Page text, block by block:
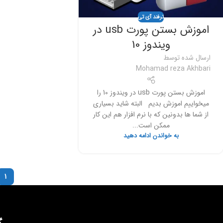
ترفند آی تی
اموزش بستن پورت usb در
ویندوز 10
ارسال شده توسط
Mohamad reza Akhbari
اموزش بستن پورت usb در ویندوز 10 را
میخواییم اموزش بدیم البته شاید بسیاری
از شما ها بدونین که با نرم افزار هم این کار
ممکن است...
به خواندن ادامه دهید
1